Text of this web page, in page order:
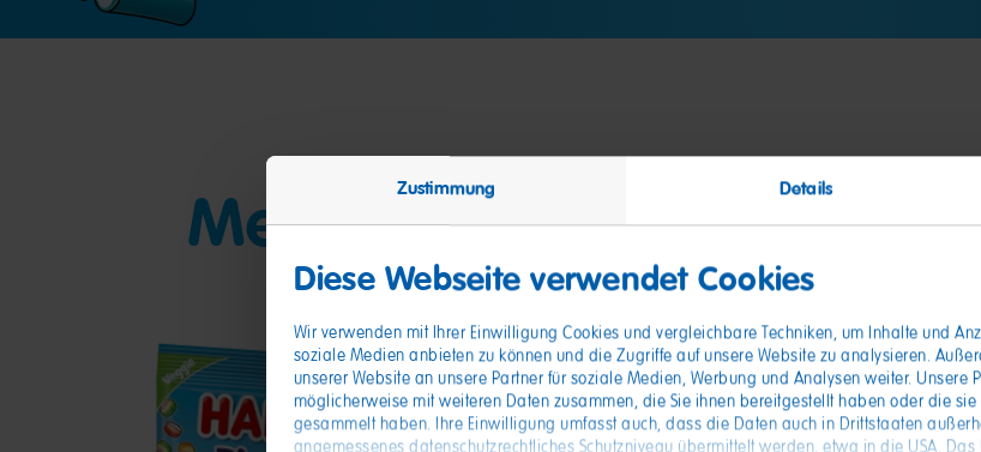
Zustimmung Details
Diese Webseite verwendet Cookies
Wir verwenden mit Ihrer Einwilligung Cookies und vergleichbare Techniken, um Inhalte und
soziale Medien anbieten zu können und die Zugriffe auf unsere Website zu analysieren.
unserer Website an unsere Partner für soziale Medien, Werbung und Analysen weiter. Unsere
möglicherweise mit weiteren Daten zusammen, die Sie ihnen bereitgestellt haben oder die
gesammelt haben. Ihre Einwilligung umfasst auch, dass die Daten auch in Drittstaaten
angemessenes datenschutzrechtliches Schutzniveau übermittelt werden, etwa in die USA.
Meine Freunde